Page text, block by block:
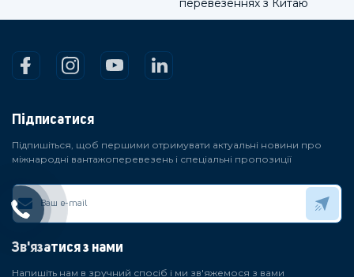
перевезеннях з Китаю
Підписатися
Підпишіться, щоб першими отримувати актуальні новини про
міжнародні вантажоперевезень і спеціальні пропозиції
Зв'язатися з нами
Напишіть нам в зручний спосіб і ми зв'яжемося з вами